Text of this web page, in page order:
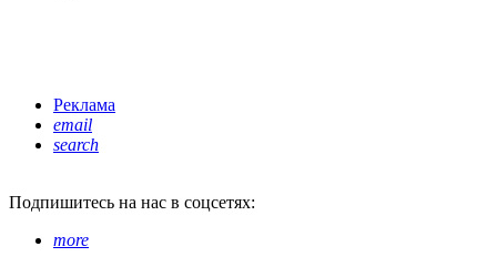
Реклама
email
search
Подпишитесь на нас в соцсетях:
more